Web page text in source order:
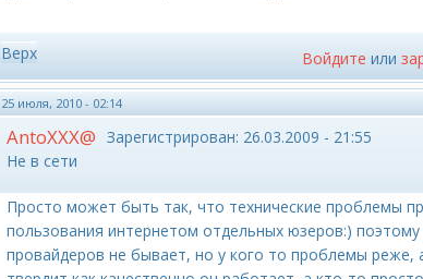
Верх Войдите или
25 июля, 2010 - 02:14
AntoXXX@
Не в сети
Зарегистрирован: 26.03.2009 - 21:55
Просто может быть так, что технические проблемы
пользования интернетом отдельных юзеров:)
провайдеров не бывает, но у кого то проблемы реже,